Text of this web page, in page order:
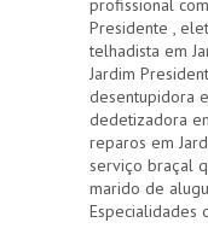
profissional
Presidente ,
telhadista em
Jardim
desentupidora
dedetizadora
reparos em
serviço braçal
marido de
Especialidades